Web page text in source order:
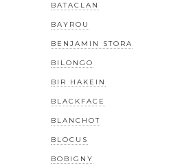
BATACLAN
BAYROU
BENJAMIN STORA
BILONGO
BIR HAKEIN
BLACKFACE
BLANCHOT
BLOCUS
BOBIGNY